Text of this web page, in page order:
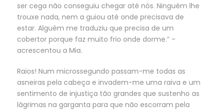
ser cega não conseguiu chegar até nós. Ninguém lhe
trouxe nada, nem a guiou até onde precisava de
estar. Alguém me traduziu que precisa de um
cobertor porque faz muito frio onde dorme.” –
acrescentou a Mia.
Raios! Num microssegundo passam-me todas as
asneiras pela cabeça e invadem-me uma raiva e um
sentimento de injustiça tão grandes que sustenho as
lágrimas na garganta para que não escorram pela